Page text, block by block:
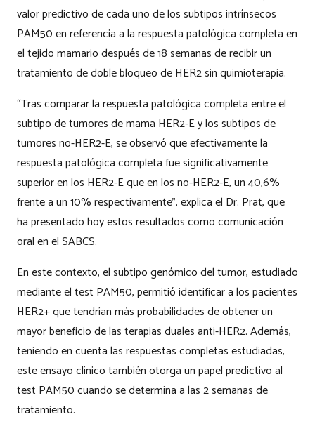
valor predictivo de cada uno de los subtipos intrínsecos
PAM50 en referencia a la respuesta patológica completa en
el tejido mamario después de 18 semanas de recibir un
tratamiento de doble bloqueo de HER2 sin quimioterapia.
“Tras comparar la respuesta patológica completa entre el
subtipo de tumores de mama HER2-E y los subtipos de
tumores no-HER2-E, se observó que efectivamente la
respuesta patológica completa fue significativamente
superior en los HER2-E que en los no-HER2-E, un 40,6%
frente a un 10% respectivamente”, explica el Dr. Prat, que
ha presentado hoy estos resultados como comunicación
oral en el SABCS.
En este contexto, el subtipo genómico del tumor, estudiado
mediante el test PAM50, permitió identificar a los pacientes
HER2+ que tendrían más probabilidades de obtener un
mayor beneficio de las terapias duales anti-HER2. Además,
teniendo en cuenta las respuestas completas estudiadas,
este ensayo clínico también otorga un papel predictivo al
test PAM50 cuando se determina a las 2 semanas de
tratamiento.